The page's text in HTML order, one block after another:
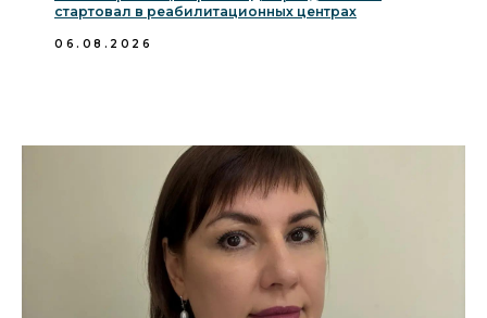
стартовал в реабилитационных центрах
06.08.2026